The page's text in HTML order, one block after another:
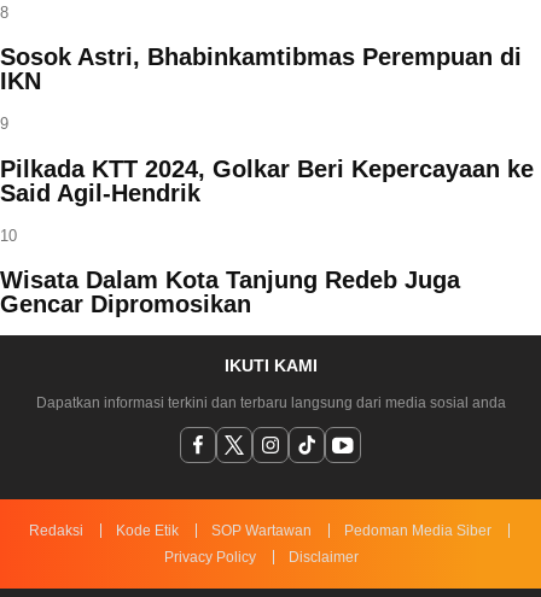
8
Sosok Astri, Bhabinkamtibmas Perempuan di
IKN
9
Pilkada KTT 2024, Golkar Beri Kepercayaan ke
Said Agil-Hendrik
10
Wisata Dalam Kota Tanjung Redeb Juga
Gencar Dipromosikan
IKUTI KAMI
Dapatkan informasi terkini dan terbaru langsung dari media sosial anda
Redaksi Kode Etik SOP Wartawan
Pedoman Media Siber
Privacy Policy
Disclaimer